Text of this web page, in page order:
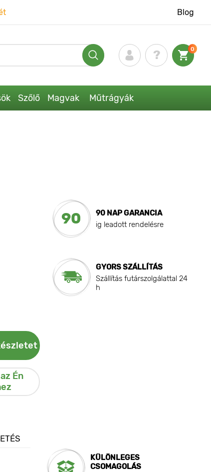
Blog
0
Szőlő Magvak Műtrágyák
Én
90
90 NAP GARANCIA
ig leadott rendelésre
GYORS SZÁLLÍTÁS
Szállítás futárszolgálattal 24
h
KÜLÖNLEGES
CSOMAGOLÁS